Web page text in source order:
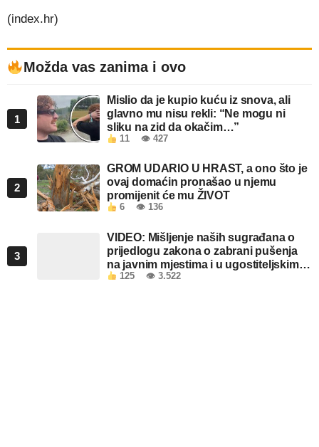
(index.hr)
Možda vas zanima i ovo
1
Mislio da je kupio kuću iz snova, ali
glavno mu nisu rekli: “Ne mogu ni
sliku na zid da okačim…”
11 👁 427
2
GROM UDARIO U HRAST, a ono što je
ovaj domaćin pronašao u njemu
promijenit će mu ŽIVOT
6 👁 136
3
VIDEO: Mišljenje naših sugrađana o
prijedlogu zakona o zabrani pušenja
na javnim mjestima i u ugostiteljskim
objektima u FBiH
125 👁 3.522